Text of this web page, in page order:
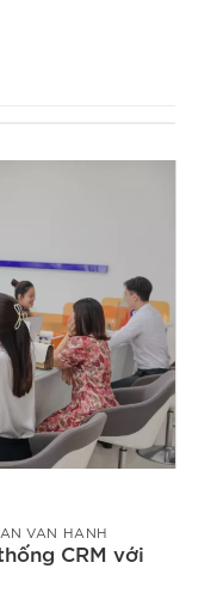
VAN HANH
CRM với